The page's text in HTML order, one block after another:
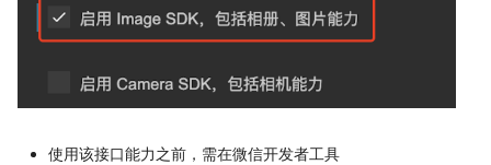
使用该接口能力之前，需在微信开发者工具